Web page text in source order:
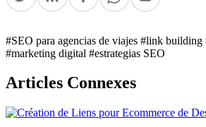
#SEO para agencias de viajes #link building
#marketing digital #estrategias SEO
Articles Connexes